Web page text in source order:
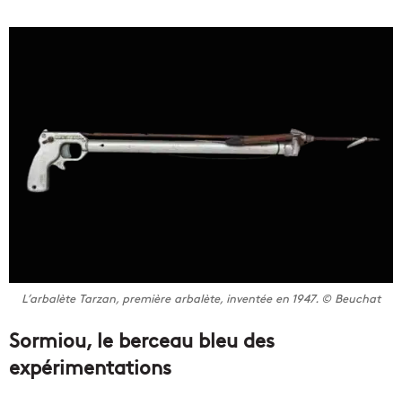
L’arbalète Tarzan, première arbalète, inventée en 1947. © Beuchat
Sormiou, le berceau bleu des
expérimentations